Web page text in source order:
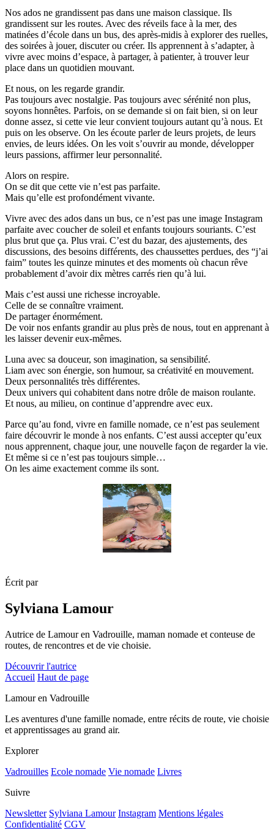
Nos ados ne grandissent pas dans une maison classique. Ils
grandissent sur les routes. Avec des réveils face à la mer, des
matinées d’école dans un bus, des après-midis à explorer des ruelles,
des soirées à jouer, discuter ou créer. Ils apprennent à s’adapter, à
vivre avec moins d’espace, à partager, à patienter, à trouver leur
place dans un quotidien mouvant.
Et nous, on les regarde grandir.
Pas toujours avec nostalgie. Pas toujours avec sérénité non plus,
soyons honnêtes. Parfois, on se demande si on fait bien, si on leur
donne assez, si cette vie leur convient toujours autant qu’à nous. Et
puis on les observe. On les écoute parler de leurs projets, de leurs
envies, de leurs idées. On les voit s’ouvrir au monde, développer
leurs passions, affirmer leur personnalité.
Alors on respire.
On se dit que cette vie n’est pas parfaite.
Mais qu’elle est profondément vivante.
Vivre avec des ados dans un bus, ce n’est pas une image Instagram
parfaite avec coucher de soleil et enfants toujours souriants. C’est
plus brut que ça. Plus vrai. C’est du bazar, des ajustements, des
discussions, des besoins différents, des chaussettes perdues, des “j’ai
faim” toutes les quinze minutes et des moments où chacun rêve
probablement d’avoir dix mètres carrés rien qu’à lui.
Mais c’est aussi une richesse incroyable.
Celle de se connaître vraiment.
De partager énormément.
De voir nos enfants grandir au plus près de nous, tout en apprenant à
les laisser devenir eux-mêmes.
Luna avec sa douceur, son imagination, sa sensibilité.
Liam avec son énergie, son humour, sa créativité en mouvement.
Deux personnalités très différentes.
Deux univers qui cohabitent dans notre drôle de maison roulante.
Et nous, au milieu, on continue d’apprendre avec eux.
Parce qu’au fond, vivre en famille nomade, ce n’est pas seulement
faire découvrir le monde à nos enfants. C’est aussi accepter qu’eux
nous apprennent, chaque jour, une nouvelle façon de regarder la vie.
Et même si ce n’est pas toujours simple…
On les aime exactement comme ils sont.
Écrit par
Sylviana Lamour
Autrice de Lamour en Vadrouille, maman nomade et conteuse de
routes, de rencontres et de vie choisie.
Découvrir l'autrice
Accueil Haut de page
Lamour en Vadrouille
Les aventures d'une famille nomade, entre récits de route, vie choisie
et apprentissages au grand air.
Explorer
Vadrouilles Ecole nomade Vie nomade Livres
Suivre
Newsletter Sylviana Lamour Instagram Mentions légales
Confidentialité CGV